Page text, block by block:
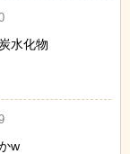
水化物
w